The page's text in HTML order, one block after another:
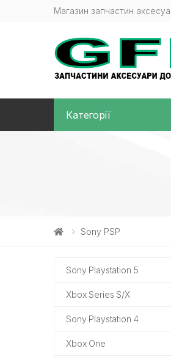
Магазин запчастин
Категорії
Sony PSP
Sony Playstation 5
Xbox Series S/X
Sony Playstation 4
Xbox One